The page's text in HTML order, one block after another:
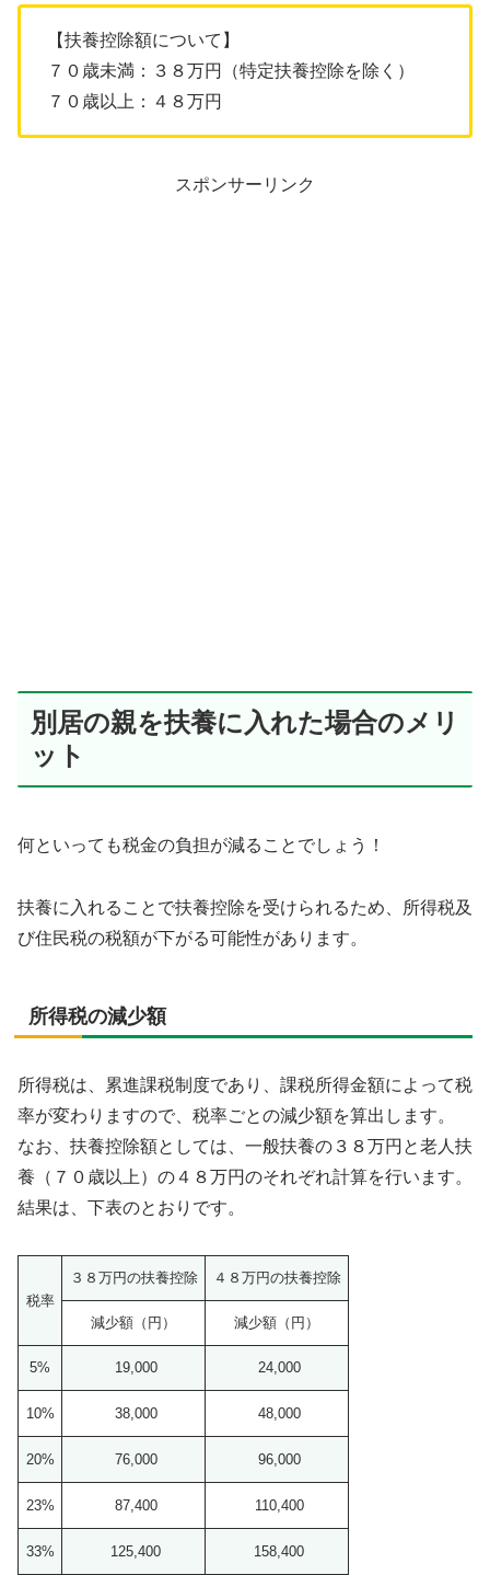
【扶養控除額について】
７０歳未満：３８万円（特定扶養控除を除く）
７０歳以上：４８万円
スポンサーリンク
別居の親を扶養に入れた場合のメリ
ット
何といっても税金の負担が減ることでしょう！
扶養に入れることで扶養控除を受けられるため、所得税及
び住民税の税額が下がる可能性があります。
所得税の減少額
所得税は、累進課税制度であり、課税所得金額によって税
率が変わりますので、税率ごとの減少額を算出します。
なお、扶養控除額としては、一般扶養の３８万円と老人扶
養（７０歳以上）の４８万円のそれぞれ計算を行います。
結果は、下表のとおりです。
税率
３８万円の扶養控除 ４８万円の扶養控除
減少額（円） 減少額（円）
5% 19,000 24,000
10% 38,000 48,000
20% 76,000 96,000
23% 87,400 110,400
33% 125,400 158,400